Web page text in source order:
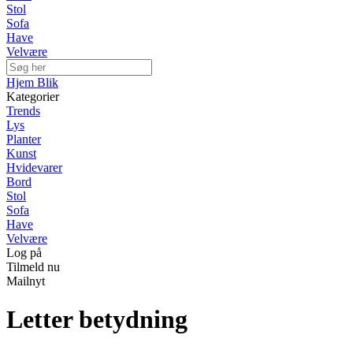
Stol
Sofa
Have
Velvære
Hjem Blik
Kategorier
Trends
Lys
Planter
Kunst
Hvidevarer
Bord
Stol
Sofa
Have
Velvære
Log på
Tilmeld nu
Mailnyt
Letter betydning